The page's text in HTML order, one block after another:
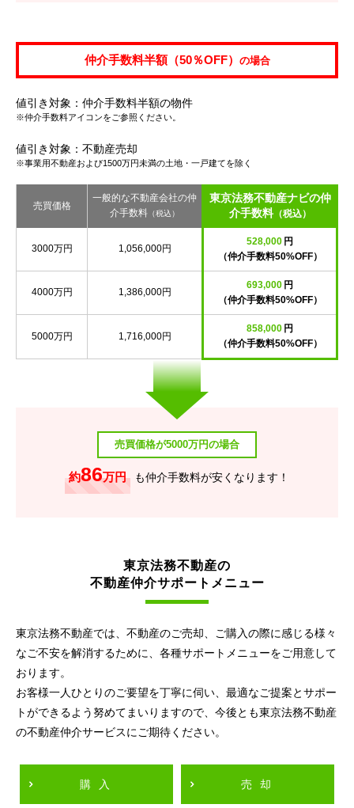
仲介手数料半額（50％OFF） の場合
値引き対象：仲介手数料半額の物件
※仲介手数料アイコンをご参照ください。
値引き対象：不動産売却
※事業用不動産および1500万円未満の土地・一戸建てを除く
売買価格
一般的な不動産会社の仲
介手数料 （税込）
東京法務不動産ナビの仲
介手数料（税込）
3000万円 1,056,000円
528,000 円
（仲介手数料50%OFF）
4000万円 1,386,000円
693,000 円
（仲介手数料50%OFF）
5000万円 1,716,000円
858,000 円
（仲介手数料50%OFF）
売買価格が5000万円の場合
約86万円 も仲介手数料が安くなります！
東京法務不動産の
不動産仲介サポートメニュー
東京法務不動産では、不動産のご売却、ご購入の際に感じる様々
なご不安を解消するために、各種サポートメニューをご用意して
おります。
お客様一人ひとりのご要望を丁寧に伺い、最適なご提案とサポー
トができるよう努めてまいりますので、今後とも東京法務不動産
の不動産仲介サービスにご期待ください。
購入 売却